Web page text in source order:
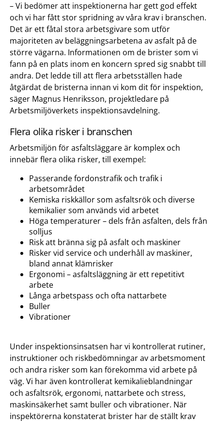
– Vi bedömer att inspektionerna har gett god effekt
och vi har fått stor spridning av våra krav i branschen.
Det är ett fåtal stora arbetsgivare som utför
majoriteten av beläggningsarbetena av asfalt på de
större vägarna. Informationen om de brister som vi
fann på en plats inom en koncern spred sig snabbt till
andra. Det ledde till att flera arbetsställen hade
åtgärdat de bristerna innan vi kom dit för inspektion,
säger Magnus Henriksson, projektledare på
Arbetsmiljöverkets inspektionsavdelning.
Flera olika risker i branschen
Arbetsmiljön för asfaltsläggare är komplex och
innebär flera olika risker, till exempel:
Passerande fordonstrafik och trafik i
arbetsområdet
Kemiska riskkällor som asfaltsrök och diverse
kemikalier som används vid arbetet
Höga temperaturer – dels från asfalten, dels från
solljus
Risk att bränna sig på asfalt och maskiner
Risker vid service och underhåll av maskiner,
bland annat klämrisker
Ergonomi – asfaltsläggning är ett repetitivt
arbete
Långa arbetspass och ofta nattarbete
Buller
Vibrationer
Under inspektionsinsatsen har vi kontrollerat rutiner,
instruktioner och riskbedömningar av arbetsmoment
och andra risker som kan förekomma vid arbete på
väg. Vi har även kontrollerat kemikalieblandningar
och asfaltsrök, ergonomi, nattarbete och stress,
maskinsäkerhet samt buller och vibrationer. När
inspektörerna konstaterat brister har de ställt krav